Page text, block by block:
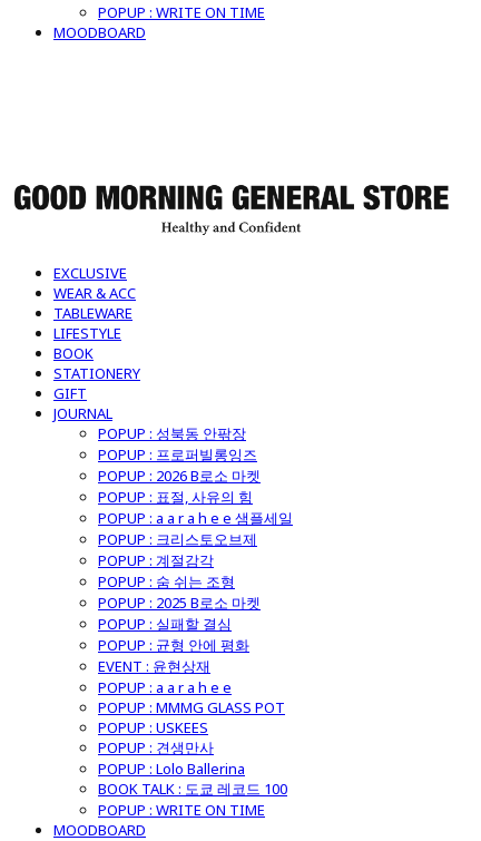
POPUP : WRITE ON TIME
MOODBOARD
EXCLUSIVE
WEAR & ACC
TABLEWARE
LIFESTYLE
BOOK
STATIONERY
GIFT
JOURNAL
POPUP : 성북동 안팎장
POPUP : 프로퍼빌롱잉즈
POPUP : 2026 B로소 마켓
POPUP : 표절, 사유의 힘
POPUP : a a r a h e e 샘플세일
POPUP : 크리스토오브제
POPUP : 계절감각
POPUP : 숨 쉬는 조형
POPUP : 2025 B로소 마켓
POPUP : 실패할 결심
POPUP : 균형 안에 평화
EVENT : 윤현상재
POPUP : a a r a h e e
POPUP : MMMG GLASS POT
POPUP : USKEES
POPUP : 견생만사
POPUP : Lolo Ballerina
BOOK TALK : 도쿄 레코드 100
POPUP : WRITE ON TIME
MOODBOARD